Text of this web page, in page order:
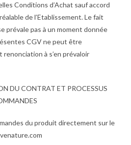
Conditions d’Achat sauf accord
de l’Etablissement. Le fait
prévale pas à un moment donnée
CGV ne peut être
à s’en prévaloir
DU CONTRAT ET PROCESSUS
du produit directement sur le